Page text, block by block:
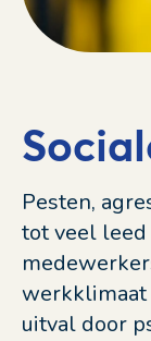
Pesten,
tot veel
werkklimaat
uitval door